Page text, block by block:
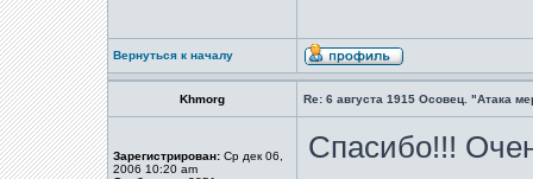
Вернуться к началу
Khmorg Re: 6 августа 1915 Осовец. "Атака
Зарегистрирован: Ср дек 06,
2006 10:20 am
Спасибо!!!